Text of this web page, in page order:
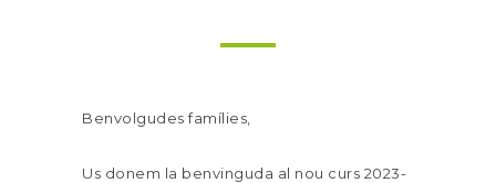
Benvolgudes famílies,
Us donem la benvinguda al nou curs 2023-